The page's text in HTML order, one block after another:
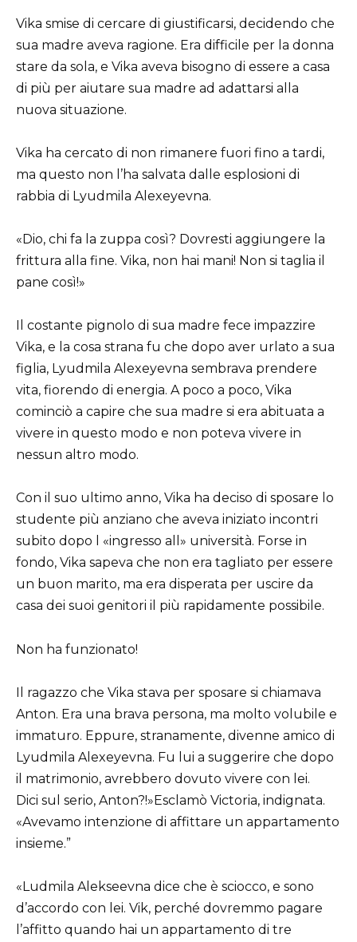
Vika smise di cercare di giustificarsi, decidendo che
sua madre aveva ragione. Era difficile per la donna
stare da sola, e Vika aveva bisogno di essere a casa
di più per aiutare sua madre ad adattarsi alla
nuova situazione.
Vika ha cercato di non rimanere fuori fino a tardi,
ma questo non l’ha salvata dalle esplosioni di
rabbia di Lyudmila Alexeyevna.
«Dio, chi fa la zuppa così? Dovresti aggiungere la
frittura alla fine. Vika, non hai mani! Non si taglia il
pane così!»
Il costante pignolo di sua madre fece impazzire
Vika, e la cosa strana fu che dopo aver urlato a sua
figlia, Lyudmila Alexeyevna sembrava prendere
vita, fiorendo di energia. A poco a poco, Vika
cominciò a capire che sua madre si era abituata a
vivere in questo modo e non poteva vivere in
nessun altro modo.
Con il suo ultimo anno, Vika ha deciso di sposare lo
studente più anziano che aveva iniziato incontri
subito dopo l «ingresso all» università. Forse in
fondo, Vika sapeva che non era tagliato per essere
un buon marito, ma era disperata per uscire da
casa dei suoi genitori il più rapidamente possibile.
Non ha funzionato!
Il ragazzo che Vika stava per sposare si chiamava
Anton. Era una brava persona, ma molto volubile e
immaturo. Eppure, stranamente, divenne amico di
Lyudmila Alexeyevna. Fu lui a suggerire che dopo
il matrimonio, avrebbero dovuto vivere con lei.
Dici sul serio, Anton?!»Esclamò Victoria, indignata.
«Avevamo intenzione di affittare un appartamento
insieme.”
«Ludmila Alekseevna dice che è sciocco, e sono
d’accordo con lei. Vik, perché dovremmo pagare
l’affitto quando hai un appartamento di tre